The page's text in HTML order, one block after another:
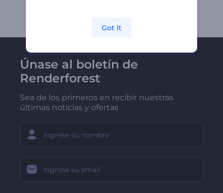
Únase al boletín de
Renderforest
Sea de los primeros en recibir nuestras
últimas noticias y ofertas
Got it